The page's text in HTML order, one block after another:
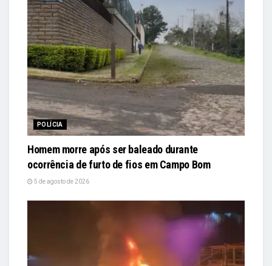
POLÍCIA
Homem morre após ser baleado durante
ocorrência de furto de fios em Campo Bom
5 de agosto de 2026